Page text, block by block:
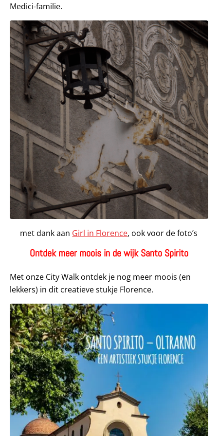
Medici-familie.
met dank aan Girl in Florence, ook voor de foto’s
Ontdek meer moois in de wijk Santo Spirito
Met onze City Walk ontdek je nog meer moois (en
lekkers) in dit creatieve stukje Florence.